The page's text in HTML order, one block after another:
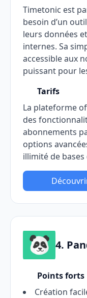
Timetonic est
besoin d’un
leurs données
internes. Sa
accessible aux
puissant pour
Tarifs
La plateforme
des
abonnements
options
illimité de
4.
Points forts
Création